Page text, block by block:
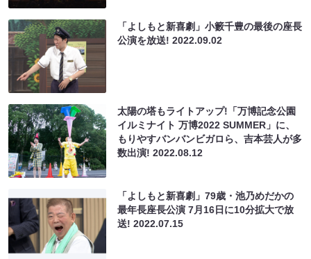
「よしもと新喜劇」小籔千豊の最後の座長
公演を放送!2022.09.02
太陽の塔もライトアップ!「万博記念公園
イルミナイト 万博2022 SUMMER」に、
もりやすバンバンビガロら、吉本芸人が多
数出演!2022.08.12
「よしもと新喜劇」79歳・池乃めだかの
最年長座長公演 7月16日に10分拡大で放
送!2022.07.15